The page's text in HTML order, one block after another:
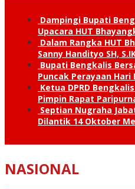
Dampingi Bupati
Upacara HUT
Dalam Rangka HUT
Sanny Handityo SH,
Bupati Bengkalis
Puncak Perayaan
Ketua DPRD
Pimpin Rapat
Septian Nugraha
Dilantik 14 Oktober
NASIONAL